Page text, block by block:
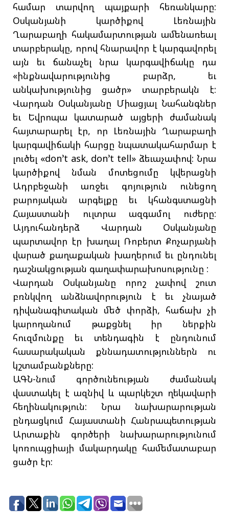
համար տարվող պայքարի հեռանկարը:
Օսկանյանի կարծիքով Լեռնային
Ղարաբաղի հակամարտության ամենառեալ
տարբերակը, որով հնարավոր է կարգավորել
այն եւ ճանաչել նրա կարգավիճակը դա
«ինքնավարությունից բարձր, եւ
անկախությունից ցածր» տարբերակն է:
Վարդան Օսկանյանը Միացյալ Նահանգներ
եւ Եվրոպա կատարած այցերի ժամանակ
հայտարարել էր, որ Լեռնային Ղարաբաղի
կարգավիճակի հարցը նպատակահարմար է
լուծել «don’t ask, don’t tell» ձեւաչափով: Նրա
կարծիքով նման մոտեցումը կվերացնի
Ադրբեջանի առջեւ գոյություն ունեցող
բարոյական արգելքը եւ կհանգստացնի
Հայաստանի ուլտրա ազգամոլ ուժերը:
Այդուհանդերձ Վարդան Օսկանյանը
պարտավոր էր խաղալ Ռոբերտ Քոչարյանի
վարած քաղաքական խաղերում եւ ընդունել
դաշնակցության գաղափարախոսությունը :
Վարդան Օսկանյանը որոշ չափով շուտ
բռնկվող անձնավորություն է եւ չնայած
դիվանագիտական մեծ փորձի, հաճախ չի
կարողանում թաքցնել իր ներքին
հուզմունքը եւ տենդագին է ընդունում
հասարակական քննադատություններն ու
կշտամբանքները:
ԱԳՆ-նում գործունեության ժամանակ
վաստակել է ազնիվ և պարկեշտ ղեկավարի
հեղինակություն: Նրա նախարարության
ընդացկում Հայաստանի Հանրապետության
Արտաքին գործերի նախարարությունում
կոռուպցիայի մակարդակը համեմատաբար
ցածր էր: